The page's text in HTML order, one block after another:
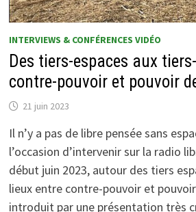
INTERVIEWS & CONFÉRENCES VIDÉO
Des tiers-espaces aux
contre-pouvoir et pouvoir
21 juin 2023
Il n’y a pas de libre pensée sans
l’occasion d’intervenir sur la radio
début juin 2023, autour des tiers
lieux entre contre-pouvoir et
introduit par une présentation très